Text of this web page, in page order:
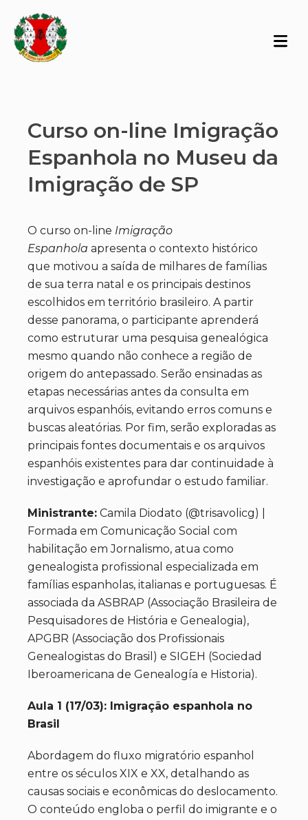
Curso on-line Imigração
Espanhola no Museu da
Imigração de SP
O curso on-line Imigração
Espanhola apresenta o contexto histórico
que motivou a saída de milhares de famílias
de sua terra natal e os principais destinos
escolhidos em território brasileiro. A partir
desse panorama, o participante aprenderá
como estruturar uma pesquisa genealógica
mesmo quando não conhece a região de
origem do antepassado. Serão ensinadas as
etapas necessárias antes da consulta em
arquivos espanhóis, evitando erros comuns e
buscas aleatórias. Por fim, serão exploradas as
principais fontes documentais e os arquivos
espanhóis existentes para dar continuidade à
investigação e aprofundar o estudo familiar.
Ministrante: Camila Diodato (@trisavolicg) |
Formada em Comunicação Social com
habilitação em Jornalismo, atua como
genealogista profissional especializada em
famílias espanholas, italianas e portuguesas. É
associada da ASBRAP (Associação Brasileira de
Pesquisadores de História e Genealogia),
APGBR (Associação dos Profissionais
Genealogistas do Brasil) e SIGEH (Sociedad
Iberoamericana de Genealogía e Historia).
Aula 1 (17/03): Imigração espanhola no
Brasil
Abordagem do fluxo migratório espanhol
entre os séculos XIX e XX, detalhando as
causas sociais e econômicas do deslocamento.
O conteúdo engloba o perfil do imigrante e o